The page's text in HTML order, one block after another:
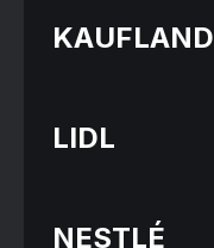
KAUFLAND
LIDL
NESTLÉ